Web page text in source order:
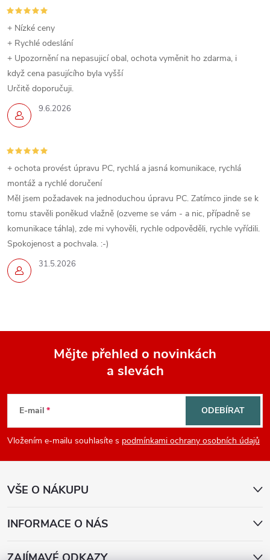
9.6.2026
+ Nízké ceny
+ Rychlé odeslání
+ Upozornění na nepasujicí obal, ochota vyměnit ho zdarma, i
když cena pasujícího byla vyšší
Určitě doporučuji.
31.5.2026
+ ochota provést úpravu PC, rychlá a jasná komunikace, rychlá
montáž a rychlé doručení
Měl jsem požadavek na jednoduchou úpravu PC. Zatímco jinde se k
tomu stavěli poněkud vlažně (ozveme se vám - a nic, případně se
komunikace táhla), zde mi vyhověli, rychle odpověděli, rychle vyřídili.
Spokojenost a pochvala. :-)
p
a
Mějte přehled o novinkách
a slevách
E-mail
Vložením e-mailu souhlasíte s podmínkami ochrany osobních údajů
ODEBÍRAT
VŠE O NÁKUPU
INFORMACE O NÁS